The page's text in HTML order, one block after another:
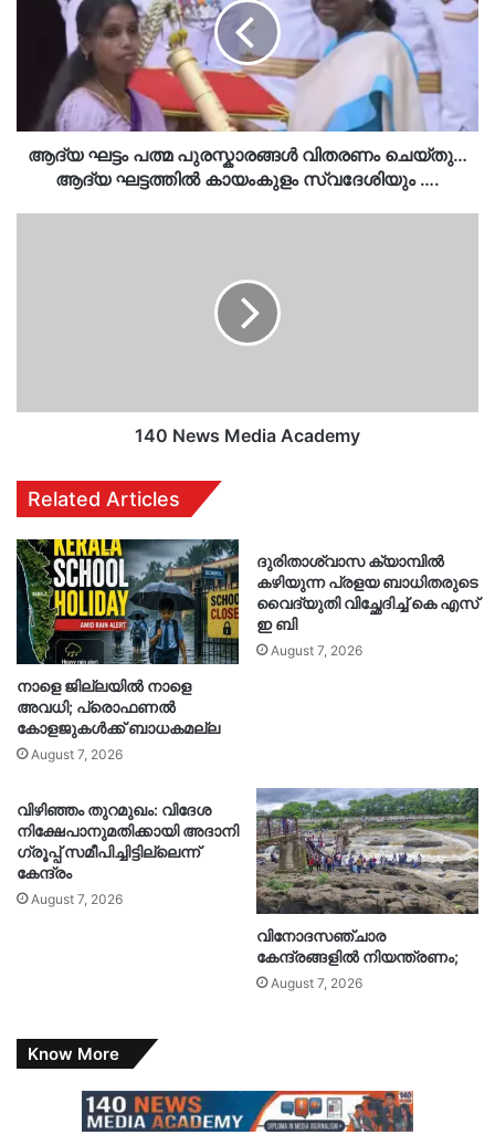
പുരസ്കാരങ്ങൾ
വിതരണം
ചെയ്തു…
ആദ്യ
ഘട്ടത്തിൽ
കായംകുളം
സ്വദേശിയും
ആദ്യ ഘട്ടം പത്മ പുരസ്കാരങ്ങൾ വിതരണം ചെയ്തു…
ആദ്യ ഘട്ടത്തിൽ കായംകുളം സ്വദേശിയും ….
140 News Media Academy
Related Articles
നാളെ ജില്ലയിൽ നാളെ
അവധി; പ്രൊഫണൽ
കോളജുകൾക്ക് ബാധകമല്ല
August 7, 2026
ദുരിതാശ്വാസ ക്യാമ്പിൽ
കഴിയുന്ന പ്രളയ ബാധിതരുടെ
വൈദ്യുതി വിച്ഛേദിച്ച് കെ എസ്
ഇ ബി
August 7, 2026
വിഴിഞ്ഞം തുറമുഖം: വിദേശ
നിക്ഷേപാനുമതിക്കായി അദാനി
ഗ്രൂപ്പ് സമീപിച്ചിട്ടില്ലെന്ന്
കേന്ദ്രം
August 7, 2026
വിനോദസഞ്ചാര
കേന്ദ്രങ്ങളിൽ നിയന്ത്രണം;
August 7, 2026
Know More